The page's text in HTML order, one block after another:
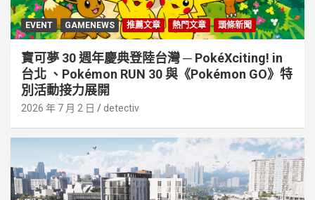
EVENT GAMENEWS 推薦文章 熱門文章 頭條新聞
寶可夢 30 週年慶典登陸台灣 ─ PokéXciting! in
台北 、Pokémon RUN 30 與《Pokémon GO》特
別活動接⼒展開
2026 年 7 月 2 日 detectiv